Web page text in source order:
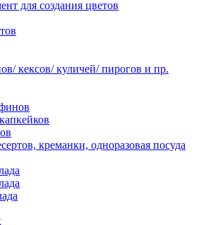
для создания цветов
кексов/ куличей/ пирогов и пр.
креманки, одноразовая посуда